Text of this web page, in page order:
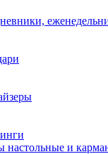
настольные и